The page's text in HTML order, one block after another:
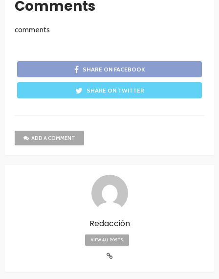
Comments
comments
SHARE ON FACEBOOK
SHARE ON TWITTER
ADD A COMMENT
Redacción
VIEW ALL POSTS